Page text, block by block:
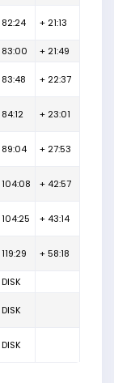
82:24 + 21:13
83:00 + 21:49
83:48 + 22:37
84:12 + 23:01
89:04 + 27:53
104:08 + 42:57
104:25 + 43:14
119:29 + 58:18
DISK
DISK
DISK